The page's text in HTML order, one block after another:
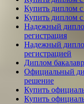
Купить диплом
Купить диплом с
Надежный
регистрация
Надежный
регистрацией
Диплом
Официальный
решение
Купить
Купить